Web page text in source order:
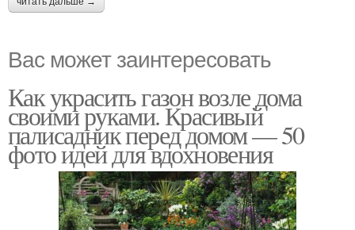
Вас может заинтересовать
Как украсить газон возле дома
своими руками. Красивый
палисадник перед домом — 50
фото идей для вдохновения